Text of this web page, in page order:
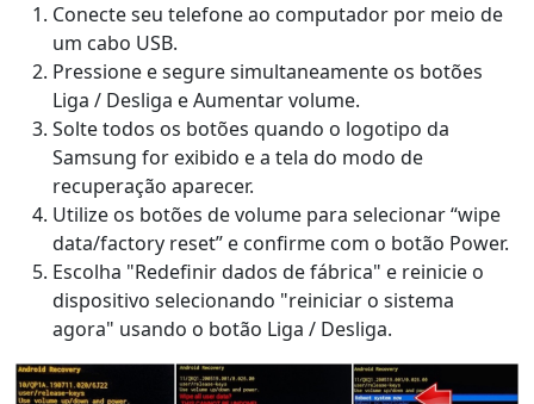
Conecte seu telefone ao computador por meio de
um cabo USB.
Pressione e segure simultaneamente os botões
Liga / Desliga e Aumentar volume.
Solte todos os botões quando o logotipo da
Samsung for exibido e a tela do modo de
recuperação aparecer.
Utilize os botões de volume para selecionar “wipe
data/factory reset” e confirme com o botão Power.
Escolha "Redefinir dados de fábrica" ​​e reinicie o
dispositivo selecionando "reiniciar o sistema
agora" usando o botão Liga / Desliga.